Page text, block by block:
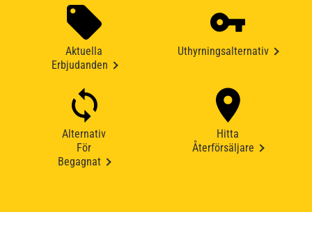
Aktuella
Erbjudanden
Uthyrningsalternativ
Alternativ
För
Begagnat
Hitta
Återförsäljare